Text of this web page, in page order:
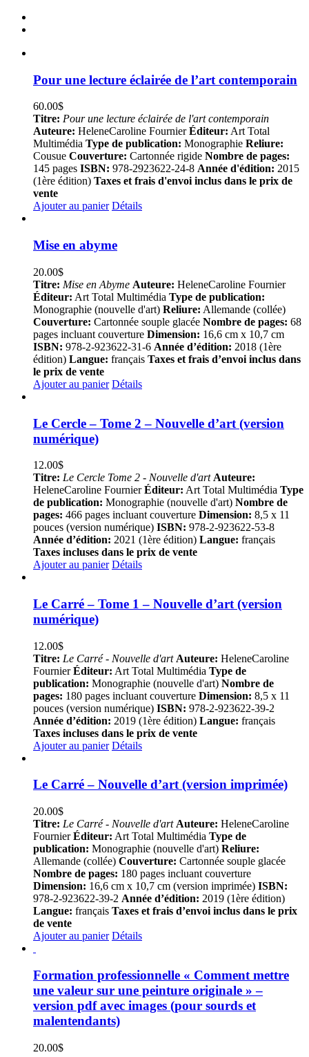
Pour une lecture éclairée de l’art contemporain
60.00$
Titre: Pour une lecture éclairée de l'art contemporain
Auteure: HeleneCaroline FournierÉditeur: Art Total
Multimédia Type de publication: Monographie Reliure:
Cousue Couverture: Cartonnée rigide Nombre de pages:
145 pages ISBN: 978-2923622-24-8 Année d'édition: 2015
(1ère édition) Taxes et frais d'envoi inclus dans le prix de
vente
Ajouter au panier Détails
Mise en abyme
20.00$
Titre: Mise en Abyme Auteure: HeleneCaroline Fournier
Éditeur: Art Total Multimédia Type de publication:
Monographie (nouvelle d'art) Reliure: Allemande (collée)
Couverture: Cartonnée souple glacée Nombre de pages: 68
pages incluant couverture Dimension: 16,6 cm x 10,7 cm
ISBN: 978-2-923622-31-6 Année d’édition: 2018 (1ère
édition) Langue: français Taxes et frais d’envoi inclus dans
le prix de vente
Ajouter au panier Détails
Le Cercle – Tome 2 – Nouvelle d’art (version
numérique)
12.00$
Titre: Le Cercle Tome 2 - Nouvelle d'art Auteure:
HeleneCaroline FournierÉditeur: Art Total Multimédia Type
de publication: Monographie (nouvelle d'art) Nombre de
pages: 466 pages incluant couverture Dimension: 8,5 x 11
pouces (version numérique) ISBN: 978-2-923622-53-8
Année d’édition: 2021 (1ère édition) Langue: français
Taxes incluses dans le prix de vente
Ajouter au panier Détails
Le Carré – Tome 1 – Nouvelle d’art (version
numérique)
12.00$
Titre: Le Carré - Nouvelle d'art Auteure: HeleneCaroline
FournierÉditeur: Art Total Multimédia Type de
publication: Monographie (nouvelle d'art) Nombre de
pages: 180 pages incluant couverture Dimension: 8,5 x 11
pouces (version numérique) ISBN: 978-2-923622-39-2
Année d’édition: 2019 (1ère édition) Langue: français
Taxes incluses dans le prix de vente
Ajouter au panier Détails
Le Carré – Nouvelle d’art (version imprimée)
20.00$
Titre: Le Carré - Nouvelle d'art Auteure: HeleneCaroline
FournierÉditeur: Art Total Multimédia Type de
publication: Monographie (nouvelle d'art) Reliure:
Allemande (collée) Couverture: Cartonnée souple glacée
Nombre de pages: 180 pages incluant couverture
Dimension: 16,6 cm x 10,7 cm (version imprimée) ISBN:
978-2-923622-39-2 Année d’édition: 2019 (1ère édition)
Langue: français Taxes et frais d’envoi inclus dans le prix
de vente
Ajouter au panier Détails
Formation professionnelle « Comment mettre
une valeur sur une peinture originale » –
version pdf avec images (pour sourds et
malentendants)
20.00$